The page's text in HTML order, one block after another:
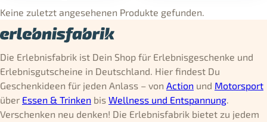
Keine zuletzt angesehenen Produkte gefunden.
Die Erlebnisfabrik ist Dein Shop für Erlebnisgeschenke und
Erlebnisgutscheine in Deutschland. Hier findest Du
Geschenkideen für jeden Anlass – von Action und Motorsport
über Essen & Trinken bis Wellness und Entspannung.
Verschenken neu denken! Die Erlebnisfabrik bietet zu jedem